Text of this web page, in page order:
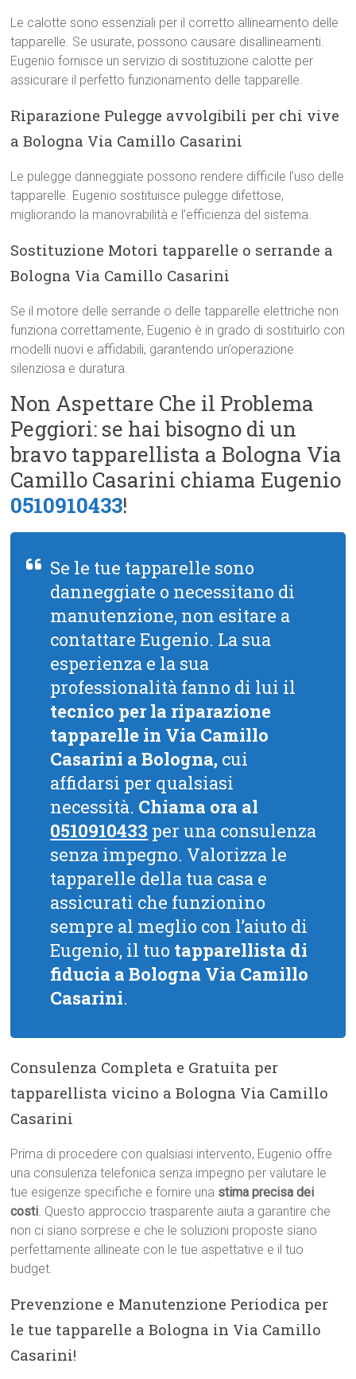
Le calotte sono essenziali per il corretto allineamento delle
tapparelle. Se usurate, possono causare disallineamenti.
Eugenio fornisce un servizio di sostituzione calotte per
assicurare il perfetto funzionamento delle tapparelle.
Riparazione Pulegge avvolgibili per chi vive
a Bologna Via Camillo Casarini
Le pulegge danneggiate possono rendere difficile l’uso delle
tapparelle. Eugenio sostituisce pulegge difettose,
migliorando la manovrabilità e l’efficienza del sistema.
Sostituzione Motori tapparelle o serrande a
Bologna Via Camillo Casarini
Se il motore delle serrande o delle tapparelle elettriche non
funziona correttamente, Eugenio è in grado di sostituirlo con
modelli nuovi e affidabili, garantendo un’operazione
silenziosa e duratura.
Non Aspettare Che il Problema
Peggiori: se hai bisogno di un
bravo tapparellista a Bologna Via
Camillo Casarini chiama Eugenio
0510910433!
Se le tue tapparelle sono
danneggiate o necessitano di
manutenzione, non esitare a
contattare Eugenio. La sua
esperienza e la sua
professionalità fanno di lui il
tecnico per la riparazione
tapparelle in Via Camillo
Casarini a Bologna, cui
affidarsi per qualsiasi
necessità. Chiama ora al
0510910433 per una consulenza
senza impegno. Valorizza le
tapparelle della tua casa e
assicurati che funzionino
sempre al meglio con l’aiuto di
Eugenio, il tuo tapparellista di
fiducia a Bologna Via Camillo
Casarini.
Consulenza Completa e Gratuita per
tapparellista vicino a Bologna Via Camillo
Casarini
Prima di procedere con qualsiasi intervento, Eugenio offre
una consulenza telefonica senza impegno per valutare le
tue esigenze specifiche e fornire una stima precisa dei
costi. Questo approccio trasparente aiuta a garantire che
non ci siano sorprese e che le soluzioni proposte siano
perfettamente allineate con le tue aspettative e il tuo
budget.
Prevenzione e Manutenzione Periodica per
le tue tapparelle a Bologna in Via Camillo
Casarini!